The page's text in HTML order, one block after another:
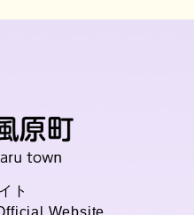
ト
Website